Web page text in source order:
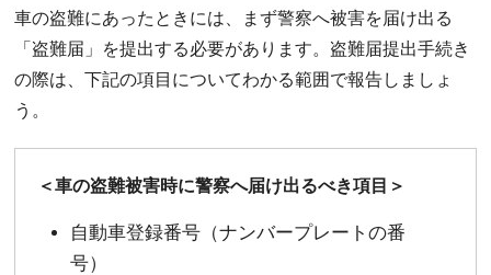
車の盗難にあったときには、まず警察へ被害を届け出る
「盗難届」を提出する必要があります。盗難届提出手続き
の際は、下記の項目についてわかる範囲で報告しましょ
う。
＜車の盗難被害時に警察へ届け出るべき項目＞
自動車登録番号（ナンバープレートの番
号）